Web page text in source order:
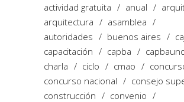
actividad gratuita
anual
arquitectura
asamblea
autoridades
buenos aires
capacitación
capba
charla
ciclo cmao
concurso nacional
consejo
construcción
convenio